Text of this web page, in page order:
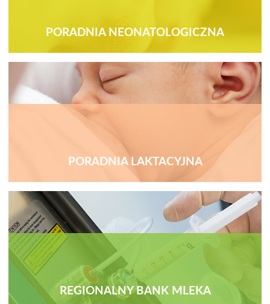
PORADNIA NEONATOLOGICZNA
PORADNIA LAKTACYJNA
REGIONALNY BANK MLEKA